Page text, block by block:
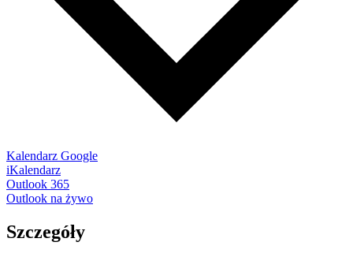
Kalendarz Google
iKalendarz
Outlook 365
Outlook na żywo
Szczegóły